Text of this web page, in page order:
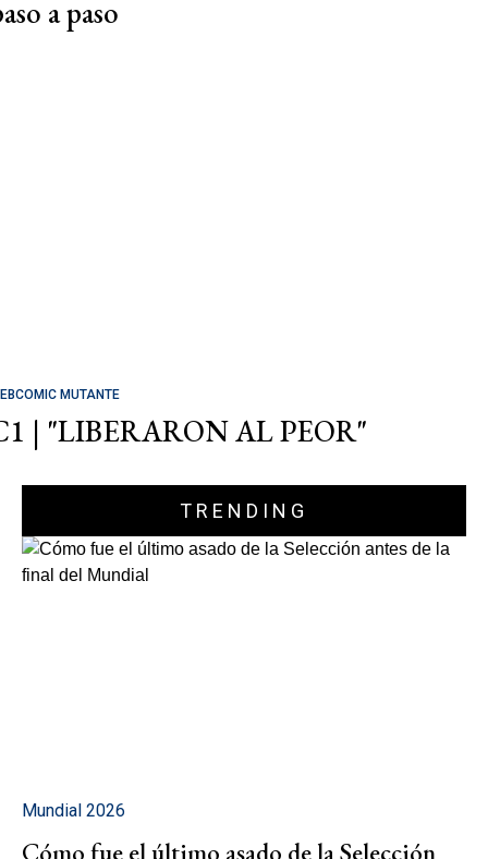
a paso
MUTANTE
| "LIBERARON AL PEOR"
TRENDING
Mundial 2026
Cómo fue el último asado de la Selección